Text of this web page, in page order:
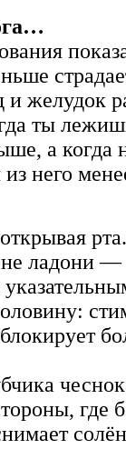
желудок
ты
а
него
ладони —
где